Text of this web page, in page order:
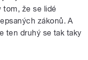
tom, že se lidé
zákonů. A
ten druhý se tak taky